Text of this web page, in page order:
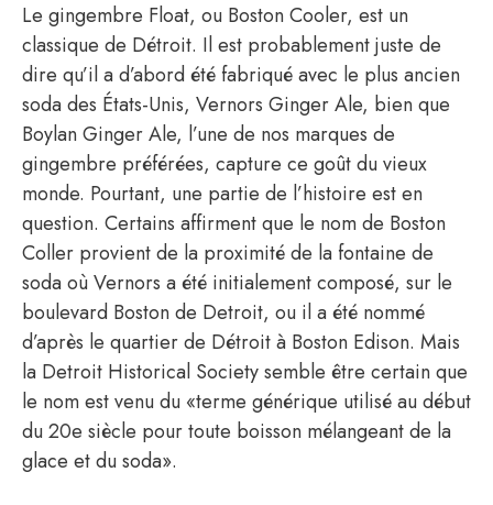
Le gingembre Float, ou Boston Cooler, est un
classique de Détroit. Il est probablement juste de
dire qu’il a d’abord été fabriqué avec le plus ancien
soda des États-Unis, Vernors Ginger Ale, bien que
Boylan Ginger Ale, l’une de nos marques de
gingembre préférées, capture ce goût du vieux
monde. Pourtant, une partie de l’histoire est en
question. Certains affirment que le nom de Boston
Coller provient de la proximité de la fontaine de
soda où Vernors a été initialement composé, sur le
boulevard Boston de Detroit, ou il a été nommé
d’après le quartier de Détroit à Boston Edison. Mais
la Detroit Historical Society semble être certain que
le nom est venu du «terme générique utilisé au début
du 20e siècle pour toute boisson mélangeant de la
glace et du soda».